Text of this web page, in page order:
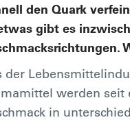
den Quark
gibt es
der
werden seit
in